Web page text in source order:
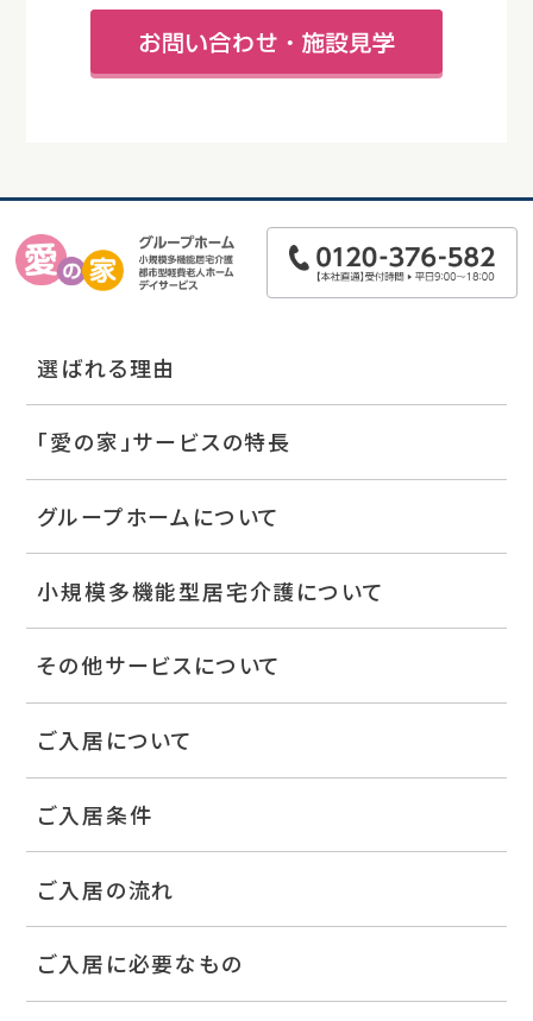
選ばれる理由
「愛の家」サービスの特長
グループホームについて
小規模多機能型居宅介護について
その他サービスについて
ご入居について
ご入居条件
ご入居の流れ
ご入居に必要なもの